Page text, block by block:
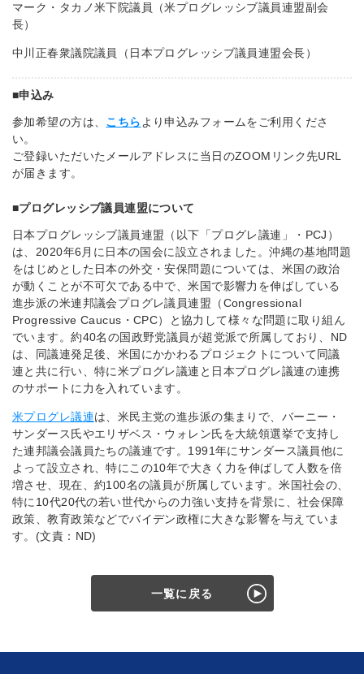
マーク・タカノ米下院議員（米プログレッシブ議員連盟副会
長）
中川正春衆議院議員（日本プログレッシブ議員連盟会長）
■申込み
参加希望の方は、 こちら より申込みフォームをご利用くださ
い。
ご登録いただいたメールアドレスに当日のZOOMリンク先URL
が届きます。
■プログレッシブ議員連盟について
日本プログレッシブ議員連盟（以下「プログレ議連」・PCJ）
は、2020年6月に日本の国会に設立されました。沖縄の基地問題
をはじめとした日本の外交・安保問題については、米国の政治
が動くことが不可欠である中で、米国で影響力を伸ばしている
進歩派の米連邦議会プログレ議員連盟（Congressional
Progressive Caucus・CPC）と協力して様々な問題に取り組ん
でいます。約40名の国政野党議員が超党派で所属しており、ND
は、同議連発足後、米国にかかわるプロジェクトについて同議
連と共に行い、特に米プログレ議連と日本プログレ議連の連携
のサポートに力を入れています。
米プログレ議連は、米民主党の進歩派の集まりで、バーニー・
サンダース氏やエリザベス・ウォレン氏を大統領選挙で支持し
た連邦議会議員たちの議連です。1991年にサンダース議員他に
よって設立され、特にこの10年で大きく力を伸ばして人数を倍
増させ、現在、約100名の議員が所属しています。米国社会の、
特に10代20代の若い世代からの力強い支持を背景に、社会保障
政策、教育政策などでバイデン政権に大きな影響を与えていま
す。(文責：ND)
一覧に戻る